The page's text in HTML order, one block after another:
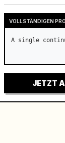
VOLLSTÄNDIGEN
A single
JETZT